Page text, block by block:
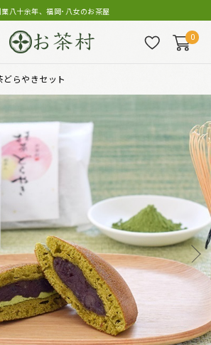
業八十余年、福岡･八女のお茶屋
0
どらやきセット